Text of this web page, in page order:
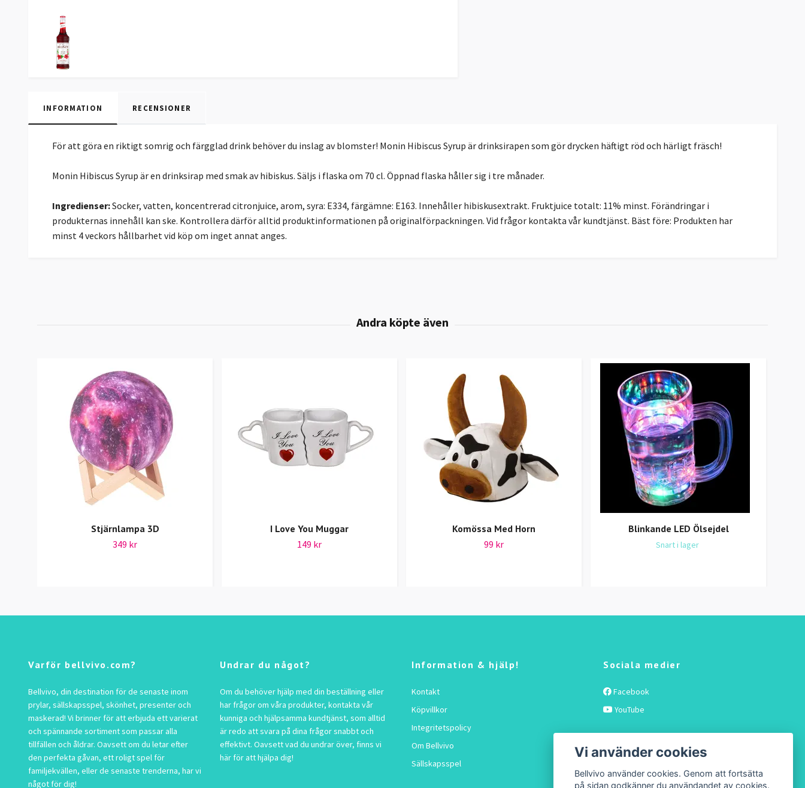
INFORMATION RECENSIONER
För att göra en riktigt somrig och färgglad drink behöver du inslag av blomster! Monin Hibiscus Syrup är drinksirapen som gör drycken häftigt röd och härligt fräsch!
Monin Hibiscus Syrup är en drinksirap med smak av hibiskus. Säljs i flaska om 70 cl. Öppnad flaska håller sig i tre månader.
Ingredienser:Socker, vatten, koncentrerad citronjuice, arom, syra: E334, färgämne: E163. Innehåller hibiskusextrakt. Fruktjuice totalt: 11% minst. Förändringar i
produkternas innehåll kan ske. Kontrollera därför alltid produktinformationen på originalförpackningen. Vid frågor kontakta vår kundtjänst. Bäst före: Produkten har
minst 4 veckors hållbarhet vid köp om inget annat anges.
Stjärnlampa 3D
349 kr
I Love You Muggar
149 kr
Komössa Med Horn
99 kr
Blinkande LED Ölsejdel
Snart i lager
Varför bellvivo.com?
Bellvivo, din destination för de senaste inom
prylar, sällskapsspel, skönhet, presenter och
maskerad! Vi brinner för att erbjuda ett varierat
och spännande sortiment som passar alla
tillfällen och åldrar. Oavsett om du letar efter
den perfekta gåvan, ett roligt spel för
familjekvällen, eller de senaste trenderna, har vi
något för dig!
Undrar du något?
Om du behöver hjälp med din beställning eller
har frågor om våra produkter, kontakta vår
kunniga och hjälpsamma kundtjänst, som alltid
är redo att svara på dina frågor snabbt och
effektivt. Oavsett vad du undrar över, finns vi
här för att hjälpa dig!
Information & hjälp!
Kontakt
Köpvillkor
Integritetspolicy
Om Bellvivo
Sällskapsspel
Sociala medier
Facebook
YouTube
Vi använder cookies
Bellvivo använder cookies. Genom att fortsätta
på sidan godkänner du användandet av cookies.